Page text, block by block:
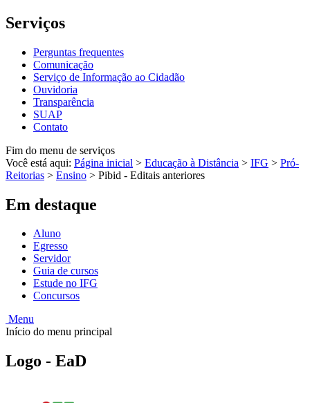
Serviços
Perguntas frequentes
Comunicação
Serviço de Informação ao Cidadão
Ouvidoria
Transparência
SUAP
Contato
Fim do menu de serviços
Você está aqui: Página inicial > Educação à Distância > IFG > Pró-
Reitorias > Ensino > Pibid - Editais anteriores
Em destaque
Aluno
Egresso
Servidor
Guia de cursos
Estude no IFG
Concursos
Menu
Início do menu principal
Logo - EaD